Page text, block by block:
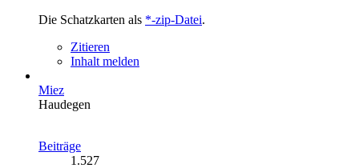
Die Schatzkarten als *-zip-Datei.
Zitieren
Inhalt melden
Miez
Haudegen
Beiträge
1.527